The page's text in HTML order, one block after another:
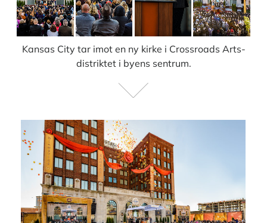
Kansas City tar imot en ny kirke i Crossroads Arts-
distriktet i byens sentrum.